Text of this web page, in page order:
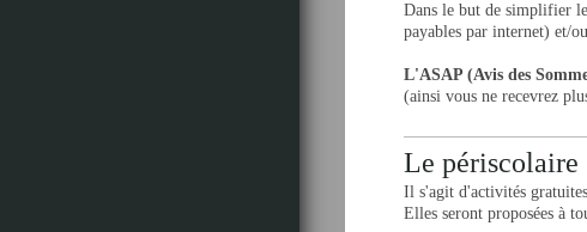
Dans le but de simplifier
payables par internet) et/
L'ASAP (Avis des
(ainsi vous ne recevrez
Le périscolaire
Il s'agit d'activités
Elles seront proposées à